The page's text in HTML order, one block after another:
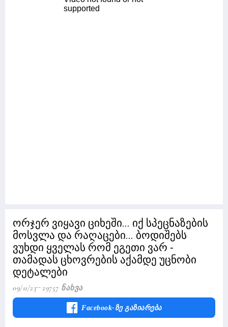
ორჯერ ვიყავი ციხეში... იქ სპეცნაზების
მოსვლა და რაღაცები... ბოდიშებს
ვუხდი ყველას რომ ეგეთი ვარ -
თამადას ცხოვრების აქამდე უცნობი
დეტალები
09/11/23 29757 Ნახვა
Facebook-Ზე Გაზიარება